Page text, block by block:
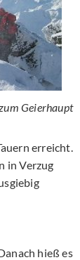
Geierhaupt
erreicht.
in Verzug
hieß es